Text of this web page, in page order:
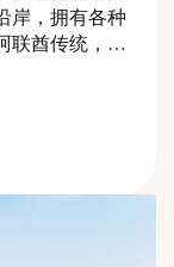
岸，拥有各种
联酋传统，又